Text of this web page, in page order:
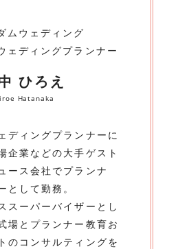
ムウェディング
ェディングプランナー
ひろえ
Hatanaka
ディングプランナーに
企業などの大手ゲスト
ース会社でプランナ
として勤務。
スーパーバイザーとし
場とプランナー教育お
のコンサルティングを